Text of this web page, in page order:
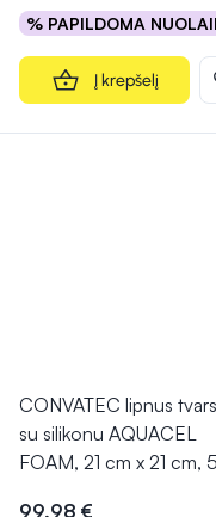
% PAPILDOMA
Į krepšelį
CONVATEC lipnus
su silikonu AQUACEL
FOAM, 21 cm x 21 cm, 5
99,98 €